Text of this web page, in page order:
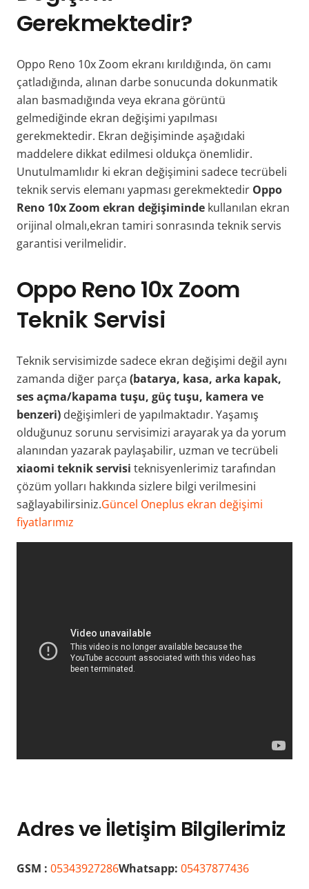
Gerekmektedir?
Oppo Reno 10x Zoom ekranı kırıldığında, ön camı
çatladığında, alınan darbe sonucunda dokunmatik
alan basmadığında veya ekrana görüntü
gelmediğinde ekran değişimi yapılması
gerekmektedir. Ekran değişiminde aşağıdaki
maddelere dikkat edilmesi oldukça önemlidir.
Unutulmamlıdır ki ekran değişimini sadece tecrübeli
teknik servis elemanı yapması gerekmektedir Oppo
Reno 10x Zoom ekran değişiminde kullanılan ekran
orijinal olmalı,ekran tamiri sonrasında teknik servis
garantisi verilmelidir.
Oppo Reno 10x Zoom
Teknik Servisi
Teknik servisimizde sadece ekran değişimi değil aynı
zamanda diğer parça (batarya, kasa, arka kapak,
ses açma/kapama tuşu, güç tuşu, kamera ve
benzeri) değişimleri de yapılmaktadır. Yaşamış
olduğunuz sorunu servisimizi arayarak ya da yorum
alanından yazarak paylaşabilir, uzman ve tecrübeli
xiaomi teknik servisi teknisyenlerimiz tarafından
çözüm yolları hakkında sizlere bilgi verilmesini
sağlayabilirsiniz.Güncel Oneplus ekran değişimi
fiyatlarımız
Adres ve İletişim Bilgilerimiz
GSM : 05343927286Whatsapp: 05437877436